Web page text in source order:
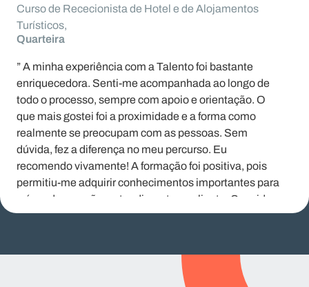
Curso de Rececionista de Hotel e de Alojamentos
Turísticos,
Quarteira
” A minha experiência com a Talento foi bastante
enriquecedora. Senti-me acompanhada ao longo de
todo o processo, sempre com apoio e orientação. O
que mais gostei foi a proximidade e a forma como
realmente se preocupam com as pessoas. Sem
dúvida, fez a diferença no meu percurso. Eu
recomendo vivamente! A formação foi positiva, pois
permitiu-me adquirir conhecimentos importantes para
a área de receção e atendimento ao cliente. Considero
que foi útil para a minha preparação profissional. Nós